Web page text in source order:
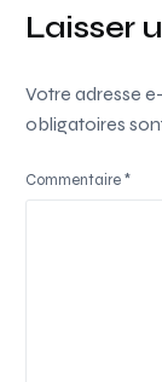
Laisser
Votre adresse
obligatoires
Commentaire*